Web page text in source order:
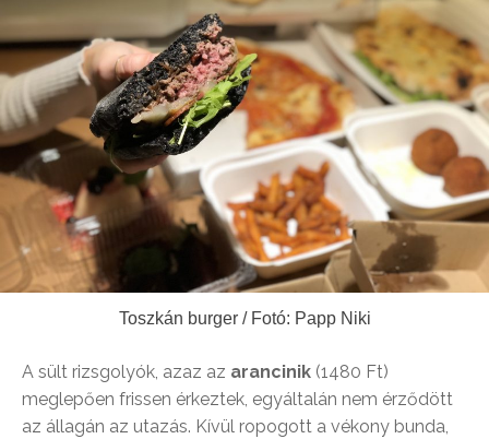
Toszkán burger / Fotó: Papp Niki
A sült rizsgolyók, azaz az arancinik (1480 Ft)
meglepően frissen érkeztek, egyáltalán nem érződött
az állagán az utazás. Kívül ropogott a vékony bunda,